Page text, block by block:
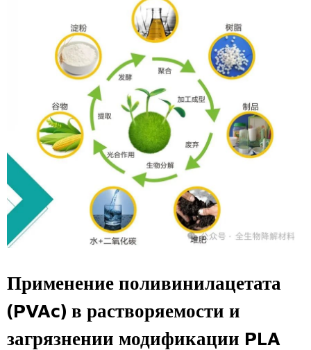
Применение поливинилацетата
(PVAc) в растворяемости и
загрязнении модификации PLA